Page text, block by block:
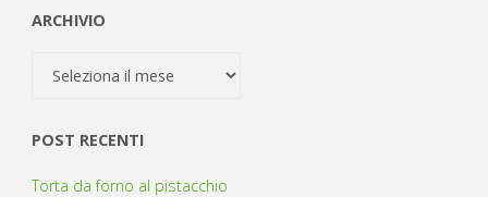
ARCHIVIO
Archivio
POST RECENTI
Torta da forno al pistacchio